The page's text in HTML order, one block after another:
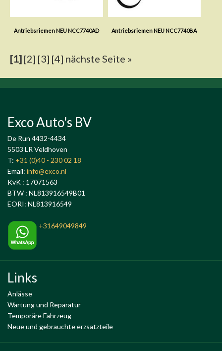
Antriebsriemen NEU NCC7740AD Antriebsriemen NEU NCC7740BA
[1] [2] [3] [4] nächste Seite »
Exco Auto's BV
De Run 4432-4434
5503 LR Veldhoven
T: +31 (0)40 - 230 02 18
Email: info@exco.nl
KvK : 17071563
BTW : NL813916549B01
EORI: NL813916549
+31649049849
Links
Anlässe
Wartung und Reparatur
Temporäre Fahrzeug
Neue und gebrauchte erzsatzteile